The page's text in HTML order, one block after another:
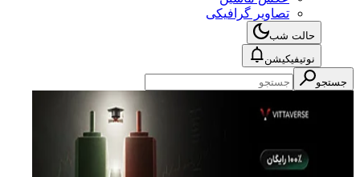
تصاویر گرافیکی
حالت شب
نوتیفیکیشن
جستجو